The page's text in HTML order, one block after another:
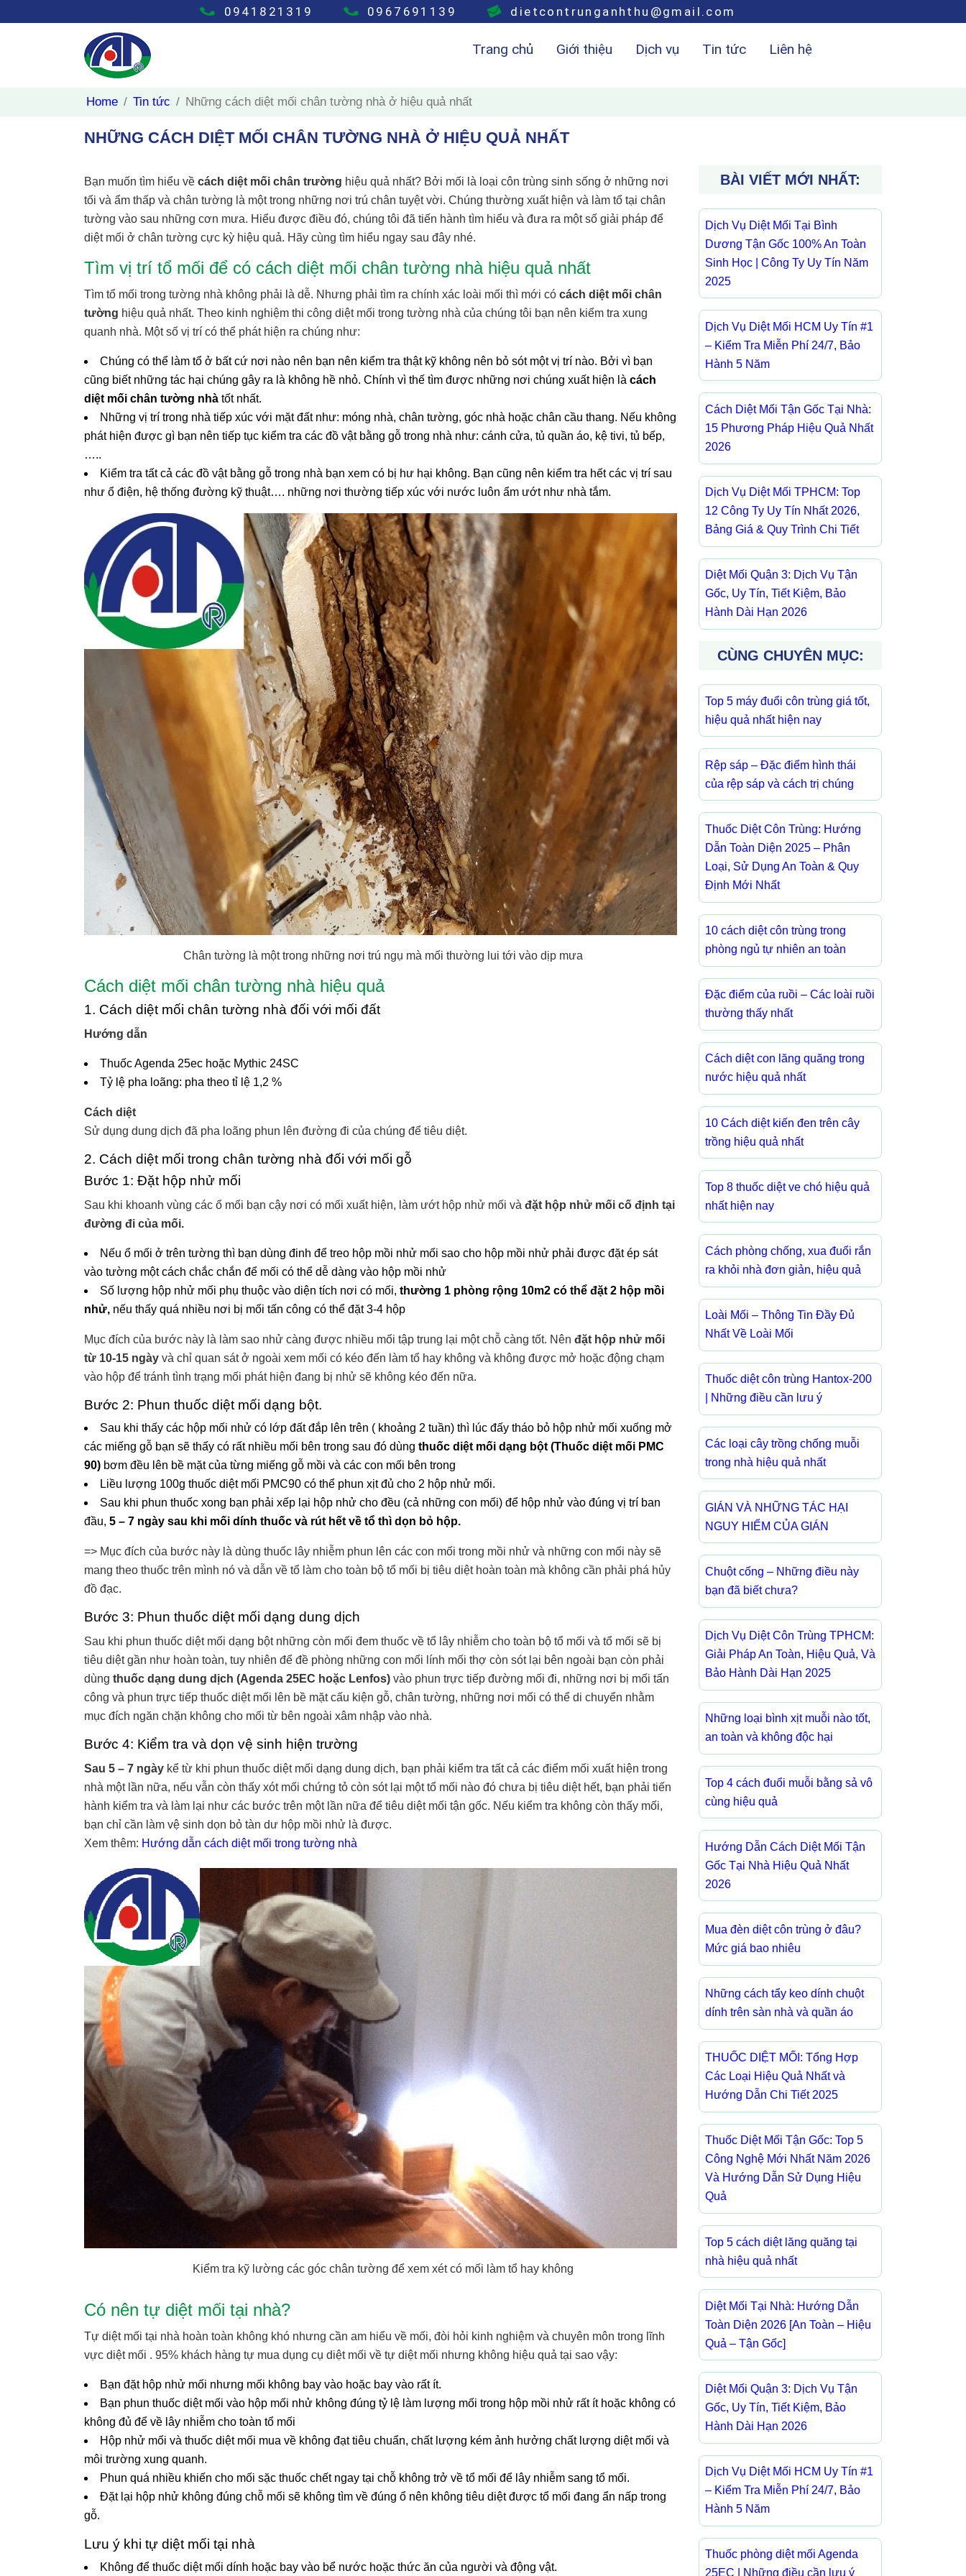
0941821319 0967691139 dietcontrunganhthu@gmail.com
Trang chủ Giới thiệu Dịch vụ Tin tức Liên hệ
Home Tin tức Những cách diệt mối chân tường nhà ở hiệu quả nhất
NHỮNG CÁCH DIỆT MỐI CHÂN TƯỜNG NHÀ Ở HIỆU QUẢ NHẤT
Bạn muốn tìm hiểu về cách diệt mối chân trường hiệu quả nhất? Bởi mối là loại côn trùng sinh sống ở những nơi
tối và ẩm thấp và chân tường là một trong những nơi trú chân tuyệt vời. Chúng thường xuất hiện và làm tổ tại chân
tường vào sau những cơn mưa. Hiểu được điều đó, chúng tôi đã tiến hành tìm hiểu và đưa ra một số giải pháp để
diệt mối ở chân tường cực kỳ hiệu quả. Hãy cùng tìm hiểu ngay sau đây nhé.
Tìm vị trí tổ mối để có cách diệt mối chân tường nhà hiệu quả nhất
Tìm tổ mối trong tường nhà không phải là dễ. Nhưng phải tìm ra chính xác loài mối thì mới có cách diệt mối chân
tường hiệu quả nhất. Theo kinh nghiệm thi công diệt mối trong tường nhà của chúng tôi bạn nên kiểm tra xung
quanh nhà. Một số vị trí có thể phát hiện ra chúng như:
Chúng có thể làm tổ ở bất cứ nơi nào nên bạn nên kiểm tra thật kỹ không nên bỏ sót một vị trí nào. Bởi vì bạn
cũng biết những tác hại chúng gây ra là không hề nhỏ. Chính vì thế tìm được những nơi chúng xuất hiện là cách
diệt mối chân tường nhà tốt nhất.
Những vị trí trong nhà tiếp xúc với mặt đất như: móng nhà, chân tường, góc nhà hoặc chân cầu thang. Nếu không
phát hiện được gì bạn nên tiếp tục kiểm tra các đồ vật bằng gỗ trong nhà như: cánh cửa, tủ quần áo, kệ tivi, tủ bếp,
…..
Kiểm tra tất cả các đồ vật bằng gỗ trong nhà bạn xem có bị hư hại không. Bạn cũng nên kiểm tra hết các vị trí sau
như ổ điện, hệ thống đường kỹ thuật…. những nơi thường tiếp xúc với nước luôn ẩm ướt như nhà tắm.
Chân tường là một trong những nơi trú ngụ mà mối thường lui tới vào dịp mưa
Cách diệt mối chân tường nhà hiệu quả
1. Cách diệt mối chân tường nhà đối với mối đất
Hướng dẫn
Thuốc Agenda 25ec hoặc Mythic 24SC
Tỷ lệ pha loãng: pha theo tỉ lệ 1,2 %
Cách diệt
Sử dụng dung dịch đã pha loãng phun lên đường đi của chúng để tiêu diệt.
2. Cách diệt mối trong chân tường nhà đối với mối gỗ
Bước 1: Đặt hộp nhử mối
Sau khi khoanh vùng các ổ mối bạn cậy nơi có mối xuất hiện, làm ướt hộp nhử mối và đặt hộp nhử mối cố định tại
đường đi của mối.
Nếu ổ mối ở trên tường thì bạn dùng đinh để treo hộp mồi nhử mối sao cho hộp mồi nhử phải được đặt ép sát
vào tường một cách chắc chắn để mối có thể dễ dàng vào hộp mồi nhử
Số lượng hộp nhử mối phụ thuộc vào diện tích nơi có mối, thường 1 phòng rộng 10m2 có thể đặt 2 hộp mồi
nhử, nếu thấy quá nhiều nơi bị mối tấn công có thể đặt 3-4 hộp
Mục đích của bước này là làm sao nhử càng được nhiều mối tập trung lại một chỗ càng tốt. Nên đặt hộp nhử mối
từ 10-15 ngày và chỉ quan sát ở ngoài xem mối có kéo đến làm tổ hay không và không được mở hoặc động chạm
vào hộp để tránh tình trạng mối phát hiện đang bị nhử sẽ không kéo đến nữa.
Bước 2: Phun thuốc diệt mối dạng bột.
Sau khi thấy các hộp mối nhử có lớp đất đắp lên trên ( khoảng 2 tuần) thì lúc đấy tháo bỏ hộp nhử mối xuống mở
các miếng gỗ bạn sẽ thấy có rất nhiều mối bên trong sau đó dùng thuốc diệt mối dạng bột (Thuốc diệt mối PMC
90) bơm đều lên bề mặt của từng miếng gỗ mồi và các con mối bên trong
Liều lượng 100g thuốc diệt mối PMC90 có thể phun xịt đủ cho 2 hộp nhử mối.
Sau khi phun thuốc xong bạn phải xếp lại hộp nhử cho đều (cả những con mối) để hộp nhử vào đúng vị trí ban
đầu, 5 – 7 ngày sau khi mối dính thuốc và rút hết về tổ thì dọn bỏ hộp.
=> Mục đích của bước này là dùng thuốc lây nhiễm phun lên các con mối trong mồi nhử và những con mối này sẽ
mang theo thuốc trên mình nó và dẫn về tổ làm cho toàn bộ tổ mối bị tiêu diệt hoàn toàn mà không cần phải phá hủy
đồ đạc.
Bước 3: Phun thuốc diệt mối dạng dung dịch
Sau khi phun thuốc diệt mối dạng bột những còn mối đem thuốc về tổ lây nhiễm cho toàn bộ tổ mối và tổ mối sẽ bị
tiêu diệt gần như hoàn toàn, tuy nhiên để đề phòng những con mối lính mối thợ còn sót lại bên ngoài bạn còn phải
dùng thuốc dạng dung dịch (Agenda 25EC hoặc Lenfos) vào phun trực tiếp đường mối đi, những nơi bị mối tấn
công và phun trực tiếp thuốc diệt mối lên bề mặt cấu kiện gỗ, chân tường, những nơi mối có thể di chuyển nhằm
mục đích ngăn chặn không cho mối từ bên ngoài xâm nhập vào nhà.
Bước 4: Kiểm tra và dọn vệ sinh hiện trường
Sau 5 – 7 ngày kể từ khi phun thuốc diệt mối dạng dung dịch, bạn phải kiểm tra tất cả các điểm mối xuất hiện trong
nhà một lần nữa, nếu vẫn còn thấy xót mối chứng tỏ còn sót lại một tổ mối nào đó chưa bị tiêu diệt hết, bạn phải tiến
hành kiểm tra và làm lại như các bước trên một lần nữa để tiêu diệt mối tận gốc. Nếu kiểm tra không còn thấy mối,
bạn chỉ cần làm vệ sinh dọn bỏ tàn dư hộp mồi nhử là được.
Xem thêm: Hướng dẫn cách diệt mối trong tường nhà
Kiểm tra kỹ lường các góc chân tường để xem xét có mối làm tổ hay không
Có nên tự diệt mối tại nhà?
Tự diệt mối tại nhà hoàn toàn không khó nhưng cần am hiểu về mối, đòi hỏi kinh nghiệm và chuyên môn trong lĩnh
vực diệt mối . 95% khách hàng tự mua dụng cụ diệt mối về tự diệt mối nhưng không hiệu quả tại sao vậy:
Bạn đặt hộp nhử mối nhưng mối không bay vào hoặc bay vào rất ít.
Bạn phun thuốc diệt mối vào hộp mối nhử không đúng tỷ lệ làm lượng mối trong hộp mồi nhử rất ít hoặc không có
không đủ để về lây nhiễm cho toàn tổ mối
Hộp nhử mối và thuốc diệt mối mua về không đạt tiêu chuẩn, chất lượng kém ảnh hưởng chất lượng diệt mối và
môi trường xung quanh.
Phun quá nhiều khiến cho mối sặc thuốc chết ngay tại chỗ không trở về tổ mối để lây nhiễm sang tổ mối.
Đặt lại hộp nhử không đúng chỗ mối sẽ không tìm về đúng ổ nên không tiêu diệt được tổ mối đang ẩn nấp trong
gỗ.
Lưu ý khi tự diệt mối tại nhà
Không để thuốc diệt mối dính hoặc bay vào bể nước hoặc thức ăn của người và động vật.
BÀI VIẾT MỚI NHẤT:
Dịch Vụ Diệt Mối Tại Bình
Dương Tận Gốc 100% An Toàn
Sinh Học | Công Ty Uy Tín Năm
2025
Dịch Vụ Diệt Mối HCM Uy Tín #1
– Kiểm Tra Miễn Phí 24/7, Bảo
Hành 5 Năm
Cách Diệt Mối Tận Gốc Tại Nhà:
15 Phương Pháp Hiệu Quả Nhất
2026
Dịch Vụ Diệt Mối TPHCM: Top
12 Công Ty Uy Tín Nhất 2026,
Bảng Giá & Quy Trình Chi Tiết
Diệt Mối Quận 3: Dịch Vụ Tận
Gốc, Uy Tín, Tiết Kiệm, Bảo
Hành Dài Hạn 2026
CÙNG CHUYÊN MỤC:
Top 5 máy đuổi côn trùng giá tốt,
hiệu quả nhất hiện nay
Rệp sáp – Đặc điểm hình thái
của rệp sáp và cách trị chúng
Thuốc Diệt Côn Trùng: Hướng
Dẫn Toàn Diện 2025 – Phân
Loại, Sử Dụng An Toàn & Quy
Định Mới Nhất
10 cách diệt côn trùng trong
phòng ngủ tự nhiên an toàn
Đặc điểm của ruồi – Các loài ruồi
thường thấy nhất
Cách diệt con lăng quăng trong
nước hiệu quả nhất
10 Cách diệt kiến đen trên cây
trồng hiệu quả nhất
Top 8 thuốc diệt ve chó hiệu quả
nhất hiện nay
Cách phòng chống, xua đuổi rắn
ra khỏi nhà đơn giản, hiệu quả
Loài Mối – Thông Tin Đầy Đủ
Nhất Về Loài Mối
Thuốc diệt côn trùng Hantox-200
| Những điều cần lưu ý
Các loại cây trồng chống muỗi
trong nhà hiệu quả nhất
GIÁN VÀ NHỮNG TÁC HẠI
NGUY HIỂM CỦA GIÁN
Chuột cống – Những điều này
bạn đã biết chưa?
Dịch Vụ Diệt Côn Trùng TPHCM:
Giải Pháp An Toàn, Hiệu Quả, Và
Bảo Hành Dài Hạn 2025
Những loại bình xịt muỗi nào tốt,
an toàn và không độc hại
Top 4 cách đuổi muỗi bằng sả vô
cùng hiệu quả
Hướng Dẫn Cách Diệt Mối Tận
Gốc Tại Nhà Hiệu Quả Nhất
2026
Mua đèn diệt côn trùng ở đâu?
Mức giá bao nhiêu
Những cách tẩy keo dính chuột
dính trên sàn nhà và quần áo
THUỐC DIỆT MỐI: Tổng Hợp
Các Loại Hiệu Quả Nhất và
Hướng Dẫn Chi Tiết 2025
Thuốc Diệt Mối Tận Gốc: Top 5
Công Nghệ Mới Nhất Năm 2026
Và Hướng Dẫn Sử Dụng Hiệu
Quả
Top 5 cách diệt lăng quăng tại
nhà hiệu quả nhất
Diệt Mối Tại Nhà: Hướng Dẫn
Toàn Diện 2026 [An Toàn – Hiệu
Quả – Tận Gốc]
Diệt Mối Quận 3: Dịch Vụ Tận
Gốc, Uy Tín, Tiết Kiệm, Bảo
Hành Dài Hạn 2026
Dịch Vụ Diệt Mối HCM Uy Tín #1
– Kiểm Tra Miễn Phí 24/7, Bảo
Hành 5 Năm
Thuốc phòng diệt mối Agenda
25EC | Những điều cần lưu ý